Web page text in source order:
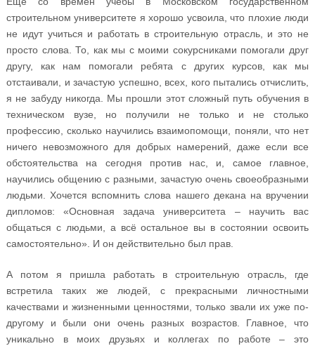
строительном университете я хорошо усвоила, что плохие люди
не идут учиться и работать в строительную отрасль, и это не
просто слова. То, как мы с моими сокурсниками помогали друг
другу, как нам помогали ребята с других курсов, как мы
отстаивали, и зачастую успешно, всех, кого пытались отчислить,
я не забуду никогда. Мы прошли этот сложный путь обучения в
техническом вузе, но получили не только и не столько
профессию, сколько научились взаимопомощи, поняли, что нет
ничего невозможного для добрых намерений, даже если все
обстоятельства на сегодня против нас, и, самое главное,
научились общению с разными, зачастую очень своеобразными
людьми. Хочется вспомнить слова нашего декана на вручении
дипломов: «Основная задача университета – научить вас
общаться с людьми, а всё остальное вы в состоянии освоить
самостоятельно». И он действительно был прав.
А потом я пришла работать в строительную отрасль, где
встретила таких же людей, с прекрасными личностными
качествами и жизненными ценностями, только звали их уже по-
другому и были они очень разных возрастов. Главное, что
уникально в моих друзьях и коллегах по работе – это